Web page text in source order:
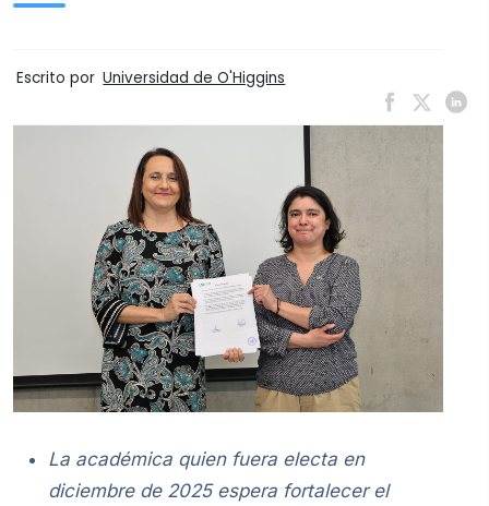
Escrito por Universidad de O'Higgins
La académica quien fuera electa en
diciembre de 2025 espera fortalecer el